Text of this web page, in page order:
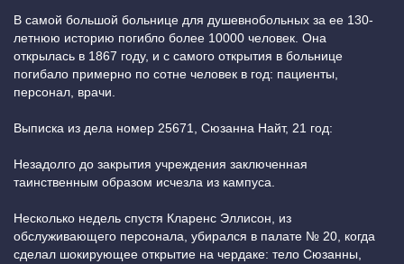
+7 (383) 383-28-96
Гагаринская
В самой большой больнице для душевнобольных за ее 130-
летнюю историю погибло более 10000 человек. Она
открылась в 1867 году, и с самого открытия в больнице
погибало примерно по сотне человек в год: пациенты,
персонал, врачи.
Выписка из дела номер 25671, Сюзанна Найт, 21 год:
Незадолго до закрытия учреждения заключенная
таинственным образом исчезла из кампуса.
Несколько недель спустя Кларенс Эллисон, из
обслуживающего персонала, убирался в палате № 20, когда
сделал шокирующее открытие на чердаке: тело Сюзанны,